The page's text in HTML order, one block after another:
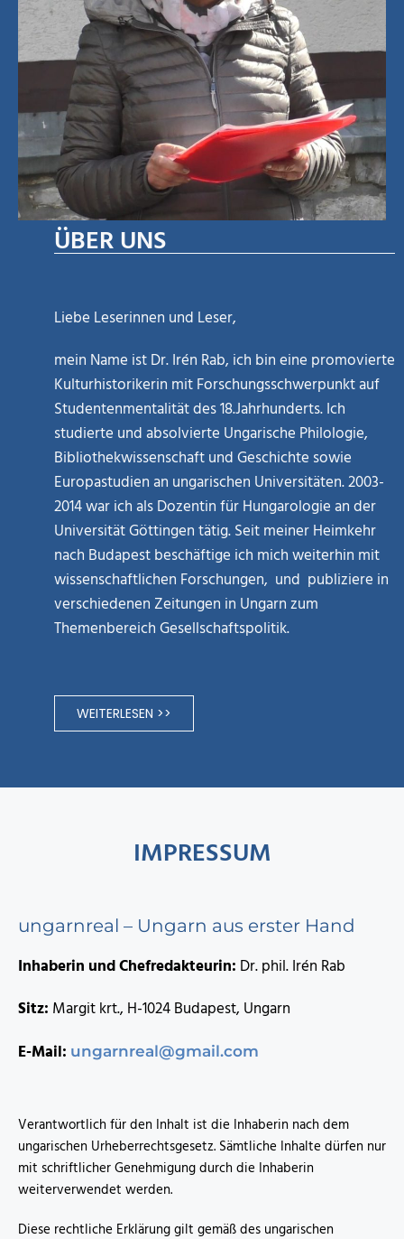
ÜBER UNS
Liebe Leserinnen und Leser,
mein Name ist Dr. Irén Rab, ich bin eine promovierte
Kulturhistorikerin mit Forschungsschwerpunkt auf
Studentenmentalität des 18.Jahrhunderts. Ich
studierte und absolvierte Ungarische Philologie,
Bibliothekwissenschaft und Geschichte sowie
Europastudien an ungarischen Universitäten. 2003-
2014 war ich als Dozentin für Hungarologie an der
Universität Göttingen tätig. Seit meiner Heimkehr
nach Budapest beschäftige ich mich weiterhin mit
wissenschaftlichen Forschungen, und publiziere in
verschiedenen Zeitungen in Ungarn zum
Themenbereich Gesellschaftspolitik.
WEITERLESEN >>
IMPRESSUM
ungarnreal – Ungarn aus erster Hand
Inhaberin und Chefredakteurin: Dr. phil. Irén Rab
Sitz: Margit krt., H-1024 Budapest, Ungarn
E-Mail: ungarnreal@gmail.com
Verantwortlich für den Inhalt ist die Inhaberin nach dem
ungarischen Urheberrechtsgesetz. Sämtliche Inhalte dürfen nur
mit schriftlicher Genehmigung durch die Inhaberin
weiterverwendet werden.
Diese rechtliche Erklärung gilt gemäß des ungarischen